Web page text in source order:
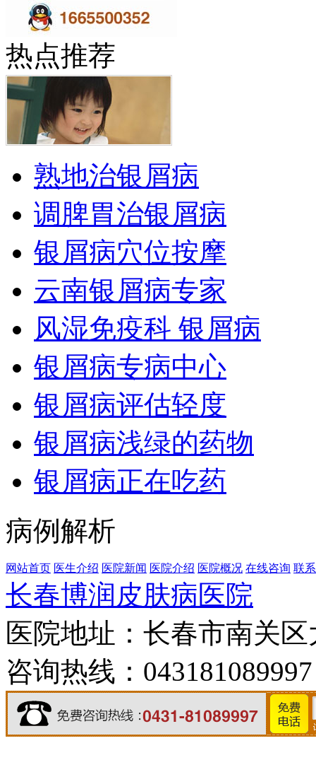
热点推荐
熟地治银屑病
调脾胃治银屑病
银屑病穴位按摩
云南银屑病专家
风湿免疫科 银屑病
银屑病专病中心
银屑病评估轻度
银屑病浅绿的药物
银屑病正在吃药
病例解析
网站首页 医生介绍 医院新闻 医院介绍 医院概况 在线咨询 联
长春博润皮肤病医院
医院地址：长春市南关
咨询热线：043181089997